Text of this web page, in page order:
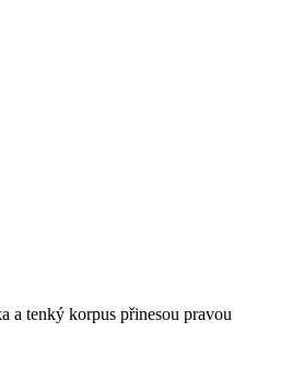
a tenký korpus přinesou pravou